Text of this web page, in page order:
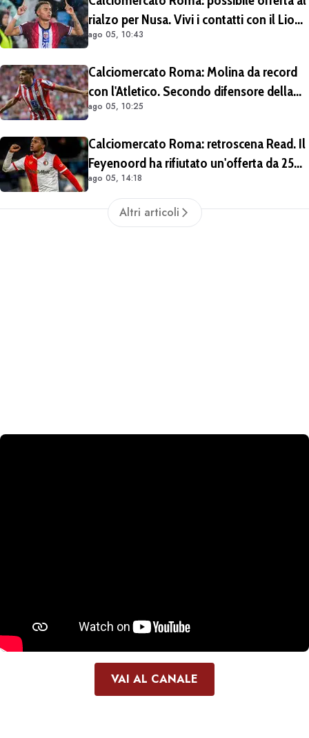
rialzo per Nusa. Vivi i contatti con il Lione
per Fofana
ago 05, 10:43
Calciomercato Roma: Molina da record
con l'Atletico. Secondo difensore della
Liga per gol e assist nelle ultime 4
ago 05, 10:25
Calciomercato Roma: retroscena Read. Il
Feyenoord ha rifiutato un'offerta da 25
milioni di euro più 4 di bonus
ago 05, 14:18
Altri articoli
VAI AL CANALE